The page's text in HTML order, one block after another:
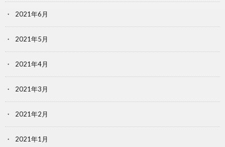
2021年6月
2021年5月
2021年4月
2021年3月
2021年2月
2021年1月